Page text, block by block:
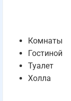
Комнаты
Гостиной
Туалет
Холла